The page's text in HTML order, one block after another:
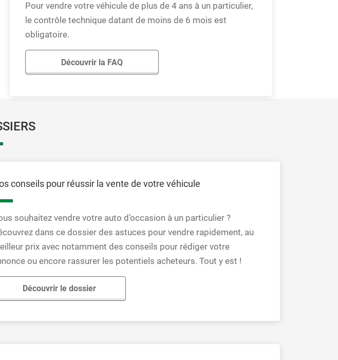
Pour vendre votre véhicule de plus de 4 ans à un particulier,
le contrôle technique datant de moins de 6 mois est
obligatoire.
Découvrir la FAQ
conseils pour réussir la vente de votre véhicule
souhaitez vendre votre auto d’occasion à un particulier ?
dans ce dossier des astuces pour vendre rapidement, au
prix avec notamment des conseils pour rédiger votre
ou encore rassurer les potentiels acheteurs. Tout y est !
Découvrir le dossier